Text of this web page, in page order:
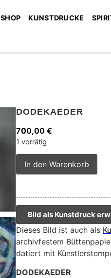
SHOP KUNSTDRUCKE
DODEKAEDER
700,00 €
1 vorrätig
In den Warenkorb
Bild als Kunstdruck
Dieses Bild ist auch als
archivfestem
datiert mit
DODEKAEDER